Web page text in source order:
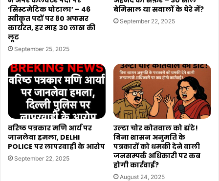
‘सिस्टमेटिक घोटाला’ – 46
स्वीकृत पदों पर 80 अफसर
कार्यरत, हर माह 30 लाख की
लूट
September 25, 2025
बेमिसाल या सवालों के घेरे में?
September 22, 2025
वरिष्ठ पत्रकार मणि आर्य पर
जानलेवा हमला, DELHI
POLICE पर लापरवाही के आरोप
September 22, 2025
उल्टा चोर कोतवाल को डांटे!
बिना शासन अनुमति के
पत्रकारों को धमकी देने वाली
जनसम्पर्क अधिकारी पर कब
होगी कार्रवाई?
August 24, 2025